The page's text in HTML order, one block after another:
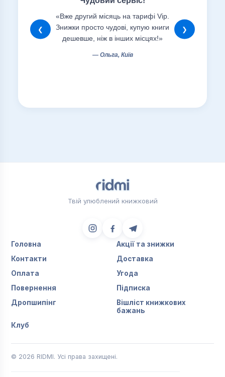
«Вже другий місяць на тарифі Vip.
Знижки просто чудові, купую книги
дешевше, ніж в інших місцях!»
— Ольга, Київ
❮ ❯
Твій улюблений книжковий
Головна
Акції та знижки
Контакти
Доставка
Оплата
Угода
Повернення
Підписка
Дропшипінг
Вішліст книжкових
бажань
Клуб
© 2026 RIDMI. Усі права захищені.